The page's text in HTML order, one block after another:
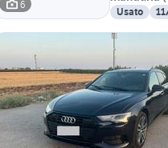
6
Usato